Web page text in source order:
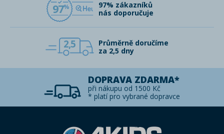
97
97% zákazníků
nás doporučuje
2,5
Průměrně doručíme
za 2,5 dny
DOPRAVA ZDARMA*
při nákupu od 1500 Kč
* platí pro vybrané dopravce